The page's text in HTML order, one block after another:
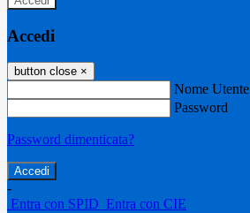
Accedi
button close ×
Nome Utente
Password
Password dimenticata?
-
Entra con SPID Entra con CIE